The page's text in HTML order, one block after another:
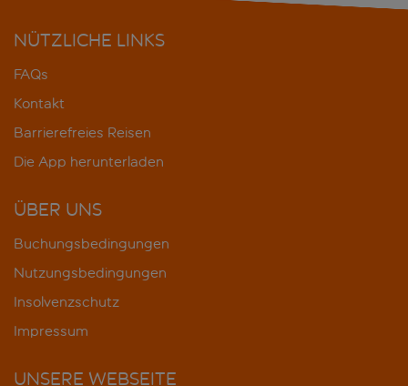
NÜTZLICHE LINKS
FAQs
Kontakt
Barrierefreies Reisen
Die App herunterladen
ÜBER UNS
Buchungsbedingungen
Nutzungsbedingungen
Insolvenzschutz
Impressum
UNSERE WEBSEITE